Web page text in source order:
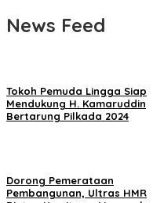
News Feed
Tokoh Pemuda Lingga Siap
Mendukung H. Kamaruddin
Bertarung Pilkada 2024
Dorong Pemerataan
Pembangunan, Ultras HMR